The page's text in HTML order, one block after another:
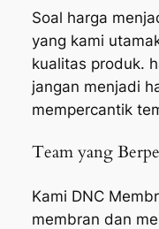
Soal harga
yang kami
kualitas produk.
jangan menjadi
mempercantik
Team yang
Kami DNC
membran dan